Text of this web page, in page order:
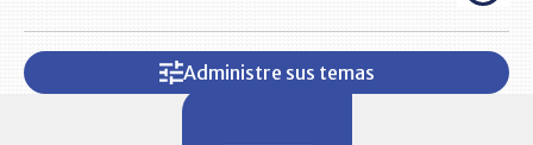
Administre sus temas